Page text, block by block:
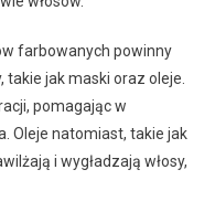
farbowanych powinny
jak maski oraz oleje.
pomagając w
Oleje natomiast, takie jak
i wygładzają włosy,